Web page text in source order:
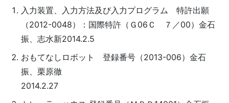
入力装置、入力方法及び入力プログラム 特許出願
（2012-0048）：国際特許（Ｇ06Ｃ ７／00）金石
振、志水新2014.2.5
おもてなしロボット 登録番号（2013-006）金石
振、栗原徹